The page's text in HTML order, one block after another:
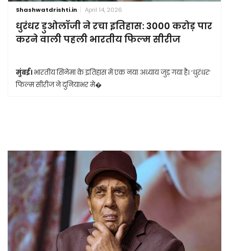
Shashwatdrishti.in April 14, 2026
धुरंधर डुओलॉजी ने रचा इतिहास: 3000 करोड़ पार
करने वाली पहली भारतीय फिल्म सीरीज
मुंबई। भारतीय सिनेमा के इतिहास में एक नया अध्याय जुड़ गया है। ‘धुरंधर’
फिल्म सीरीज ने दुनियाभर मे�